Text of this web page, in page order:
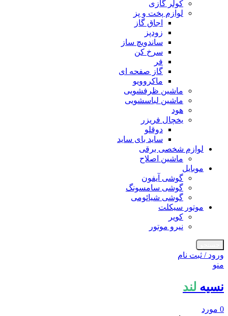
کولر گازی
لوازم پخت و پز
اجاق گاز
زودپز
ساندویچ ساز
سرخ کن
فر
گاز صفحه ای
ماکروویو
ماشین ظرفشویی
ماشین لباسشویی
هود
یخچال فریزر
دوقلو
ساید بای ساید
لوازم شخصی برقی
ماشین اصلاح
موبایل
گوشی آیفون
گوشی سامسونگ
گوشی شیائومی
موتور سیکلت
کویر
نیرو موتور
ورود / ثبت نام
منو
نسیه لند
0 مورد